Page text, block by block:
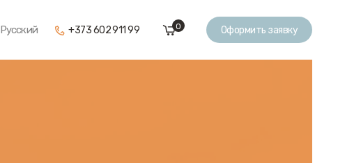
Русский +373 602 911 99 0 Оформить заявку